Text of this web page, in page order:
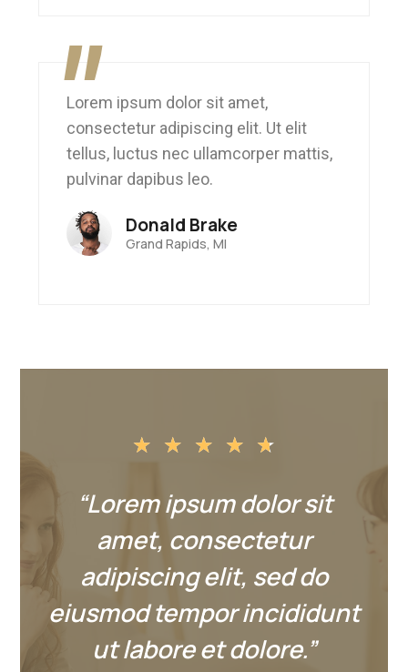
Lorem ipsum dolor sit amet,
consectetur adipiscing elit. Ut elit
tellus, luctus nec ullamcorper mattis,
pulvinar dapibus leo.
Donald Brake
Grand Rapids, MI
"
★ ★ ★ ★ ★
“Lorem ipsum dolor sit
amet, consectetur
adipiscing elit, sed do
eiusmod tempor incididunt
ut labore et dolore.”